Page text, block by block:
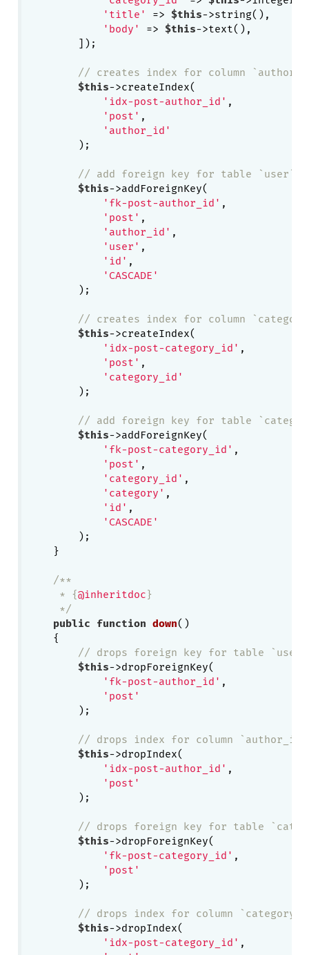
'title'
=> $this->string(),
'body'
=> $this->text(),
        ]);
// creates index for column
$this->createIndex(
'idx-post-author_id' ,
'post' ,
'author_id'
        );
// add foreign key for table `user`
$this->addForeignKey(
'fk-post-author_id' ,
'post' ,
'author_id' ,
'user' ,
'id' ,
'CASCADE'
        );
// creates index for column
$this->createIndex(
'idx-post-category_id' ,
'post' ,
'category_id'
        );
// add foreign key for table
$this->addForeignKey(
'fk-post-category_id' ,
'post' ,
'category_id' ,
'category' ,
'id' ,
'CASCADE'
        );
    }
/**
     * {
@inheritdoc}
     */
public
function down()
{
// drops foreign key for table `user`
$this->dropForeignKey(
'fk-post-author_id' ,
'post'
        );
// drops index for column `author_id`
$this->dropIndex(
'idx-post-author_id' ,
'post'
        );
// drops foreign key for table
$this->dropForeignKey(
'fk-post-category_id' ,
'post'
        );
// drops index for column
$this->dropIndex(
'idx-post-category_id' ,